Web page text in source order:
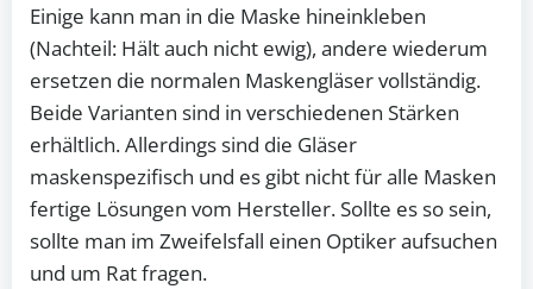
Einige kann man in die Maske hineinkleben
(Nachteil: Hält auch nicht ewig), andere wiederum
ersetzen die normalen Maskengläser vollständig.
Beide Varianten sind in verschiedenen Stärken
erhältlich. Allerdings sind die Gläser
maskenspezifisch und es gibt nicht für alle Masken
fertige Lösungen vom Hersteller. Sollte es so sein,
sollte man im Zweifelsfall einen Optiker aufsuchen
und um Rat fragen.